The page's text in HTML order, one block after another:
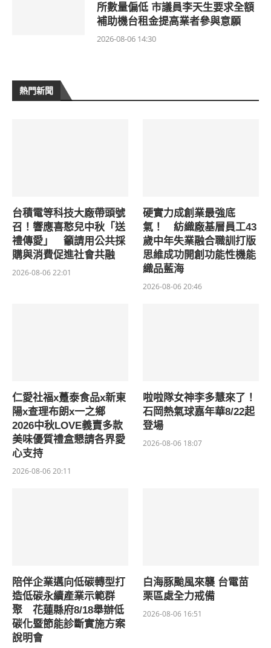
所數量偏低 市議員李天生要求全額
補助機台租金提高業者參與意願
2026-08-06 14:30
熱門新聞
台積電等科技大廠帶頭號
召！響應喜憨兒中秋「送
禮傳愛」 籲請用公共採
購與消費促進社會共融
2026-08-06 22:01
硬實力成創業最強底
氣！ 紡織廠基層員工43
歲中年失業融合職訓打版
思維成功開創功能性機能
織品藍海
2026-08-06 20:46
仁愛社福x躉泰食品x新東
陽x查理布朗x一之鄉
2026中秋LOVE義賣多款
美味優質禮盒懇請各界愛
心支持
2026-08-06 20:11
啦啦隊女神李多慧來了！
石岡熱氣球嘉年華8/22起
登場
2026-08-06 18:07
陪伴企業邁向低碳轉型打
造低碳永續產業示範群
聚 花蓮縣府8/18舉辦低
碳化暨節能診斷實施方案
說明會
白海豚颱風來襲 台電苗
栗區處全力戒備
2026-08-06 16:51